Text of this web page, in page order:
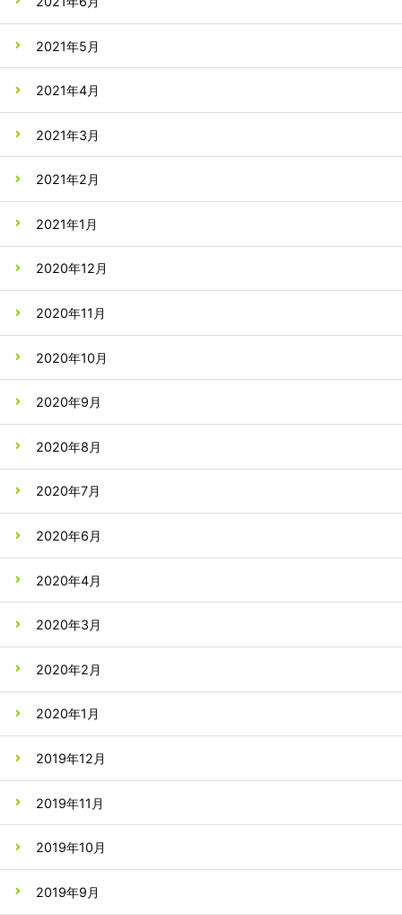
2021年5月
2021年4月
2021年3月
2021年2月
2021年1月
2020年12月
2020年11月
2020年10月
2020年9月
2020年8月
2020年7月
2020年6月
2020年4月
2020年3月
2020年2月
2020年1月
2019年12月
2019年11月
2019年10月
2019年9月